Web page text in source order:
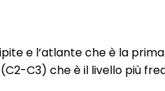
e l’atlante che è la
C3) che è il livello più